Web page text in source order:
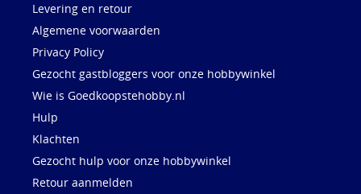
Levering en retour
Algemene voorwaarden
Privacy Policy
Gezocht gastbloggers voor onze hobbywinkel
Wie is Goedkoopstehobby.nl
Hulp
Klachten
Gezocht hulp voor onze hobbywinkel
Retour aanmelden